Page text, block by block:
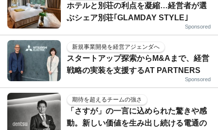
ホテルと別荘の利点を凝縮…経営者が選
ぶシェア別荘｢GLAMDAY STYLE｣
Sponsored
新規事業開発を経営アジェンダへ
スタートアップ探索からM&Aまで、経営
戦略の実装を支援するAT PARTNERS
Sponsored
期待を超えるチームの強さ
「さすが」の一言に込められた驚きや感
動。新しい価値を生み出し続ける電通の